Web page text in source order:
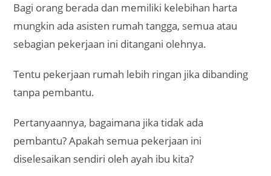
Bagi orang berada dan memiliki kelebihan harta
mungkin ada asisten rumah tangga, semua atau
sebagian pekerjaan ini ditangani olehnya.
Tentu pekerjaan rumah lebih ringan jika dibanding
tanpa pembantu.
Pertanyaannya, bagaimana jika tidak ada
pembantu? Apakah semua pekerjaan ini
diselesaikan sendiri oleh ayah ibu kita?